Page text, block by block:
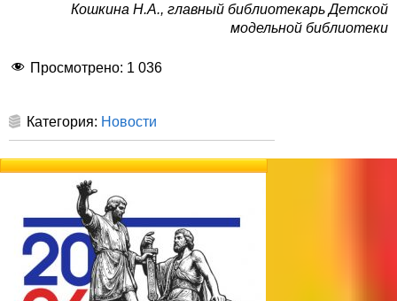
Кошкина Н.А., главный библиотекарь Детской
модельной библиотеки
Просмотрено: 1 036
Категория: Новости